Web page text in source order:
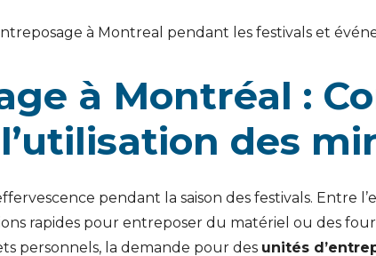
à Montreal pendant les festivals et
à Montréal :
des
pendant la saison des festivals. Entre
rapides pour entreposer du matériel ou des
personnels, la demande pour des unités